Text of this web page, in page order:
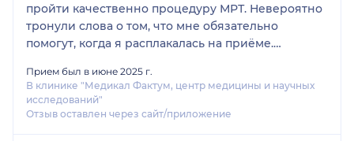
пройти качественно процедуру МРТ. Невероятно
тронули слова о том, что мне обязательно
помогут, когда я расплакалась на приёме.
Александровичу! 🤗❤️
Прием был в июне 2025 г.
В клинике "Медикал Фактум, центр медицины и научных
исследований"
Отзыв оставлен через сайт/приложение